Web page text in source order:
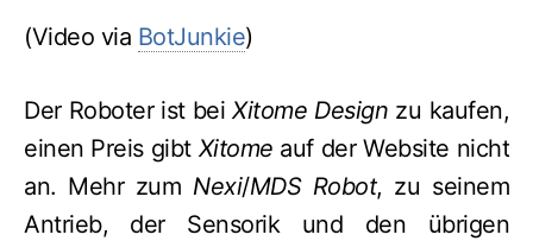
(Video via BotJunkie)
Der Roboter ist beiXitome Design zu kaufen,
einen Preis gibt Xitome auf der Website nicht
an. Mehr zum Nexi/MDS Robot, zu seinem
Antrieb, der Sensorik und den übrigen